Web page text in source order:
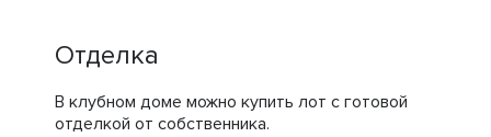
Отделка
В клубном доме можно купить лот с готовой
отделкой от собственника.